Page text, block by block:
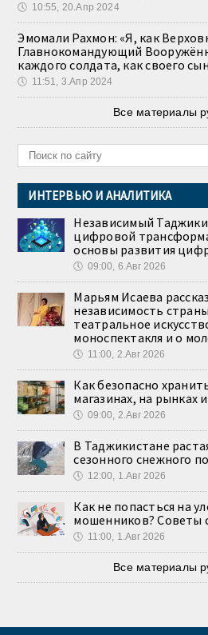
🕔 10:55, 20.Апр 2024
Эмомали Рахмон: «Я, как
Главнокомандующий
каждого солдата, как своего
🕔 11:51, 3.Апр 2024
Все материалы
ИНТЕРВЬЮ И АНАЛИТИКА
Независимый
цифровой
основы развития
🕔 09:00, 6.Авг 2026
Марьям Исаева
независимость
театральное
моноспектакля и о
🕔 11:00, 2.Авг 2026
Как безопасно
магазинах, на рынках
🕔 09:00, 2.Авг 2026
В Таджикистане
сезонного снежного
🕔 12:00, 1.Авг 2026
Как не попасться на
мошенников? Советы
🕔 11:00, 1.Авг 2026
Все материалы